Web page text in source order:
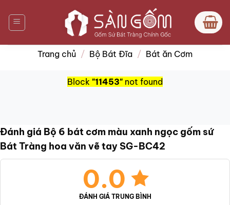
qua
nội
dung
Trang chủ / Bộ Bát Đĩa / Bát ăn Cơm
Block "11453" not found
Đánh giá Bộ 6 bát cơm màu xanh ngọc gốm sứ
Bát Tràng hoa văn vẽ tay SG-BC42
0.0
ĐÁNH GIÁ TRUNG BÌNH